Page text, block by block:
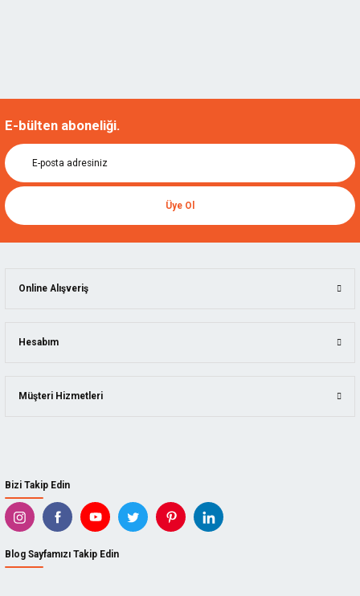
E-bülten aboneliği.
Üye Ol
Bizi Takip Edin
Blog Sayfamızı Takip Edin
Online Alışveriş
Hesabım
Müşteri Hizmetleri